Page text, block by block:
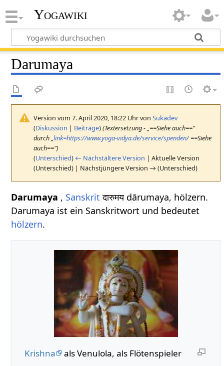
Yogawiki
Darumaya
Version vom 7. April 2020, 18:22 Uhr vonSukadev
(Diskussion | Beiträge)(Textersetzung - „==Siehe auch==“
durch „link=https://www.yoga-vidya.de/service/spenden/==Siehe
auch==“)
(Unterschied) ← Nächstältere Version | Aktuelle Version
(Unterschied) | Nächstjüngere Version → (Unterschied)
Darumaya , Sanskrit दारुमय dārumaya, hölzern.
Darumaya ist ein Sanskritwort und bedeutet
hölzern.
Krishna als Venulola, als Flötenspieler